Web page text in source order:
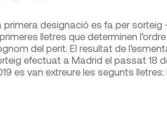
primera designació es fa per sorteig
lletres que determinen
del perit. El resultat de
efectuat a Madrid el passat 18
es van extreure les segunts lletres: